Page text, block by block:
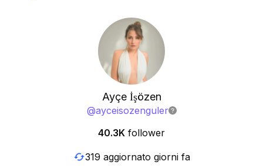
Ayçe İşözen
@ayceisozenguler
40.3K follower
319 aggiornato giorni fa